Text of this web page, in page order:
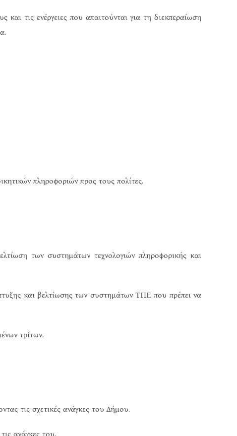
τις ενέργειες που απαιτούνται για τη διεκπεραίωση
πληροφοριών προς τους πολίτες.
των συστημάτων τεχνολογιών πληροφορικής και
και βελτίωσης των συστημάτων ΤΠΕ που πρέπει να
τρίτων.
τις σχετικές ανάγκες του Δήμου.
ανάγκες του.